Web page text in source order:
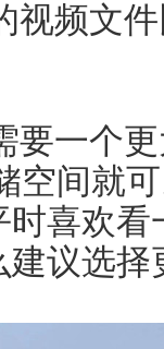
视频文
要一个
空间就
喜欢
议选